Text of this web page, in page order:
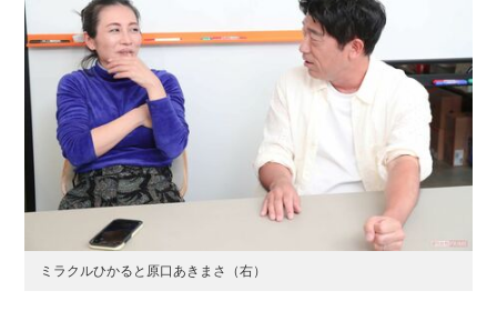
ミラクルひかると原口あきまさ（右）